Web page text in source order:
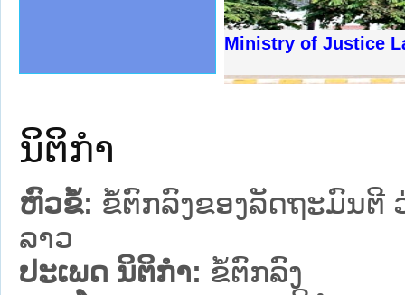
Ministry of Justice
ຊາຊົນ ພາກເໜືອ
ການ
ກາງ
ກໃຕ້
ນຕຳຫຼວດປະຊາຊົນ
ສັນຕິບານປະຊາຊົນ
ກເໜືອ
ຊາຊົນ ພາກກາງ
ນິຕິກໍາ
ຫົວຂໍ້: ຂໍ້ຕົກລົງຂອງລັດຖະມົນຕີ
ລາວ
ປະເພດ ນິຕິກໍາ: ຂໍ້ຕົກລົງ